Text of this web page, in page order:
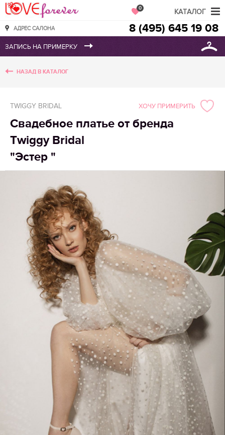
Love Forever
АДРЕС САЛОНА
0
8 (495) 645 19 08
НАЗАД В КАТАЛОГ
TWIGGY BRIDAL
Свадебное платье от бренда
Twiggy Bridal
"Эстер "
ХОЧУ ПРИМЕРИТЬ
КАТАЛОГ